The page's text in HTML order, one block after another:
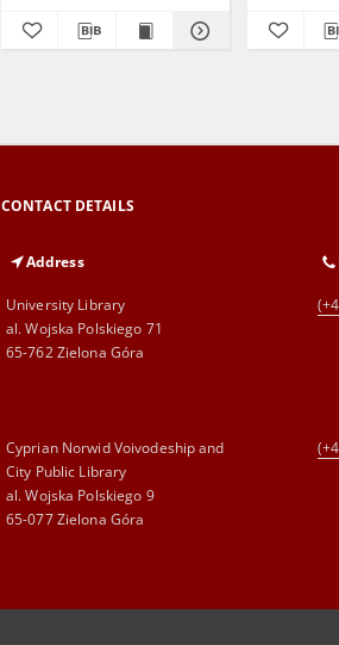
CONTACT DETAILS
Address
University Library
al. Wojska Polskiego 71
65-762 Zielona Góra
Cyprian Norwid Voivodeship and
City Public Library
al. Wojska Polskiego 9
65-077 Zielona Góra